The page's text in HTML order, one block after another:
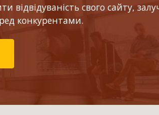
свого сайту,
конкурентами.